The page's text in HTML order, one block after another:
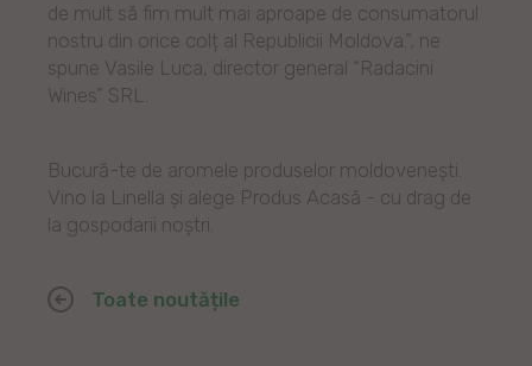
de mult să fim mult mai aproape de consumatorul
nostru din orice colț al Republicii Moldova.”, ne
spune Vasile Luca, director general “Radacini
Wines” SRL.
Bucură-te de aromele produselor moldovenești.
Vino la Linella și alege Produs Acasă - cu drag de
la gospodarii noștri.
Toate noutățile